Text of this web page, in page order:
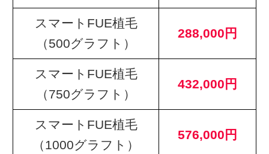
スマートFUE植毛
（500グラフト）
288,000円
スマートFUE植毛
（750グラフト）
432,000円
スマートFUE植毛
（1000グラフト）
576,000円